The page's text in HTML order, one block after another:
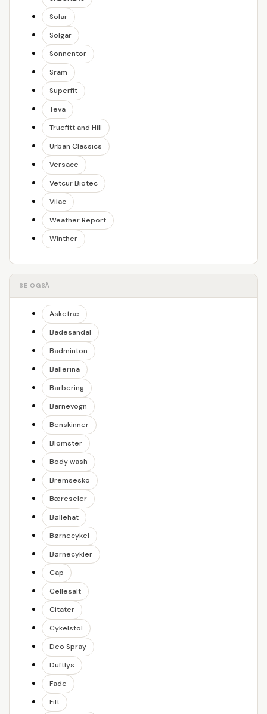
Solar
Solgar
Sonnentor
Sram
Superfit
Teva
Truefitt and Hill
Urban Classics
Versace
Vetcur Biotec
Vilac
Weather Report
Winther
SE OGSÅ
Asketræ
Badesandal
Badminton
Ballerina
Barbering
Barnevogn
Benskinner
Blomster
Body wash
Bremsesko
Bæreseler
Bøllehat
Børnecykel
Børnecykler
Cap
Cellesalt
Citater
Cykelstol
Deo Spray
Duftlys
Fade
Filt